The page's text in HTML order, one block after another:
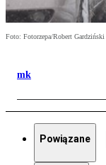
Foto: Fotorzepa/Robert Gardziński
mk
Powiązane